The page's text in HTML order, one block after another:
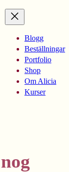
Blogg
Beställningar
Portfolio
Shop
Om Alicia
Kurser